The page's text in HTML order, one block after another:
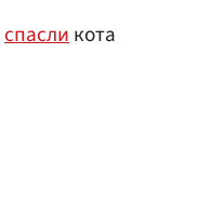
спасликота